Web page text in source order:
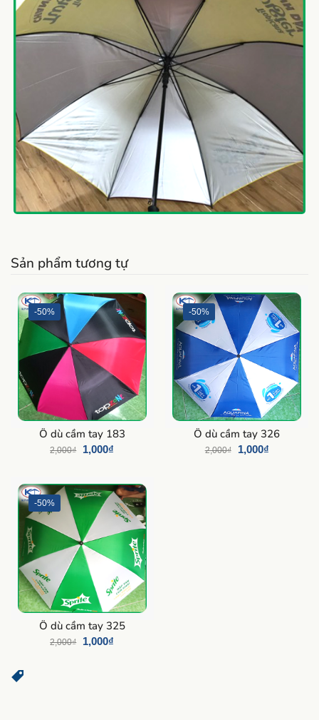
Sản phẩm tương tự
-50%
Ô dù cầm tay 183
2,000₫ 1,000₫
-50%
Ô dù cầm tay 326
2,000₫ 1,000₫
-50%
Ô dù cầm tay 325
2,000₫ 1,000₫